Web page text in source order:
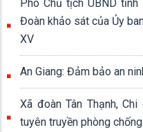
Phó Chủ tịch UBND
Đoàn khảo sát của Ủy
XV
An Giang: Đảm bảo an
Xã đoàn Tân Thạnh,
tuyên truyền phòng